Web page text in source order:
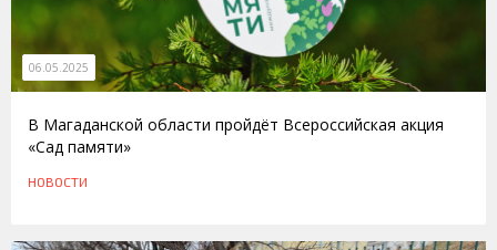
06.05.2025
В Магаданской области пройдёт Всероссийская акция
«Сад памяти»
НОВОСТИ